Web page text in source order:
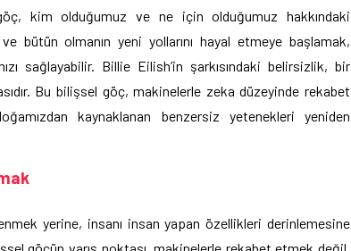
kim olduğumuz ve ne için olduğumuz hakkındaki
bütün olmanın yeni yollarını hayal etmeye başlamak,
sağlayabilir. Billie Eilish’in şarkısındaki belirsizlik, bir
Bu bilişsel göç, makinelerle zeka düzeyinde rekabet
kaynaklanan benzersiz yetenekleri yeniden
yerine, insanı insan yapan özellikleri derinlemesine